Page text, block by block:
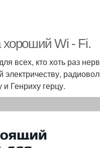
хороший Wi - Fi.
всех, кто хоть раз
Генриху герцу.